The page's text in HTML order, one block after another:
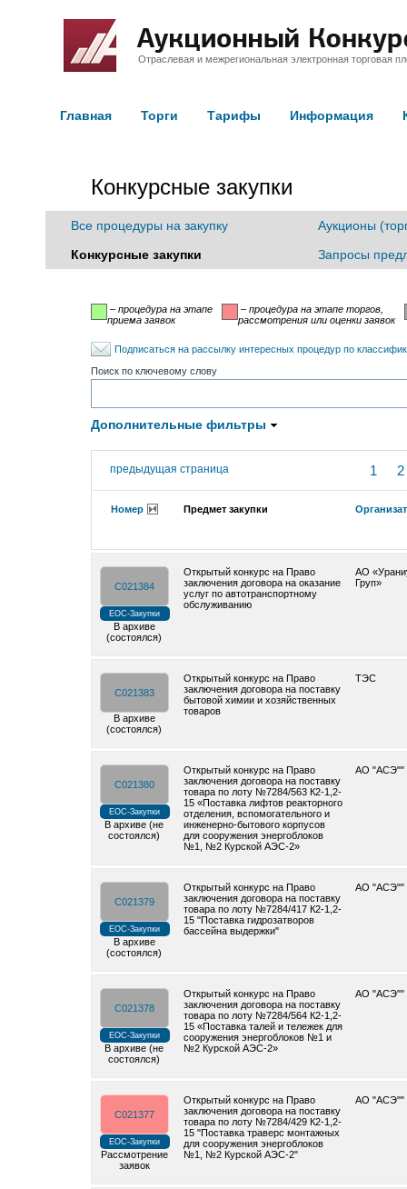
Отраслевая и межрегиональная электронная торговая
Главная Торги Тарифы Информация
Конкурсные закупки
Все процедуры на закупку
Аукционы
Конкурсные закупки
Запросы
– процедура на этапе
приема заявок
– процедура на этапе торгов,
рассмотрения или оценки заявок
Подписаться на рассылку интересных процедур по
Поиск по ключевому слову
Дополнительные фильтры
предыдущая страница 1 2
Номер Предмет закупки
C021384
ЕОС-Закупки
В архиве
(состоялся)
Открытый конкурс на Право
заключения договора на оказание
услуг по автотранспортному
обслуживанию
АО
Груп»
C021383
В архиве
(состоялся)
Открытый конкурс на Право
заключения договора на поставку
бытовой химии и хозяйственных
товаров
ТЭС
C021380
ЕОС-Закупки
В архиве (не
состоялся)
Открытый конкурс на Право
заключения договора на поставку
товара по лоту №7284/563 К2-1,2-
15 «Поставка лифтов реакторного
отделения, вспомогательного и
инженерно-бытового корпусов
для сооружения энергоблоков
№1, №2 Курской АЭС-2»
АО "АСЭ""
C021379
ЕОС-Закупки
В архиве
(состоялся)
Открытый конкурс на Право
заключения договора на поставку
товара по лоту №7284/417 К2-1,2-
15 "Поставка гидрозатворов
бассейна выдержки"
АО "АСЭ""
C021378
ЕОС-Закупки
В архиве (не
состоялся)
Открытый конкурс на Право
заключения договора на поставку
товара по лоту №7284/564 К2-1,2-
15 «Поставка талей и тележек для
сооружения энергоблоков №1 и
№2 Курской АЭС-2»
АО "АСЭ""
C021377
ЕОС-Закупки
Рассмотрение
заявок
Открытый конкурс на Право
заключения договора на поставку
товара по лоту №7284/429 К2-1,2-
15 "Поставка траверс монтажных
для сооружения энергоблоков
№1, №2 Курской АЭС-2"
АО "АСЭ""